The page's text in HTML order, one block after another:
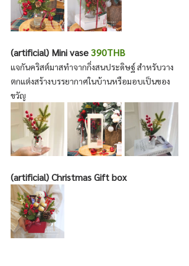
(artificial) Mini vase 390THB
แจกันคริสต์มาสทำจากกิ่งสนประดิษฐ์ สำหรับวาง
ตกแต่งสร้างบรรยากาศในบ้านหรือมอบเป็นของ
ขวัญ
(artificial) Christmas Gift box